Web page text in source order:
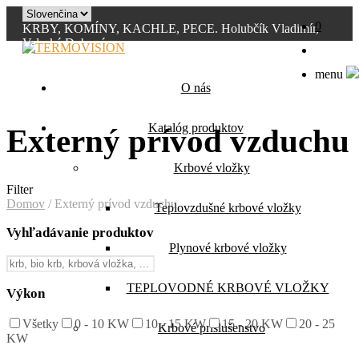
KRBY, KOMÍNY, KACHLE, PECE. Holubčík Vladimír,
Valaská Dubová
0907 394 855 info@termovision.sk
O nás
Katalóg produktov
Krbové vložky
Teplovzdušné krbové vložky
Plynové krbové vložky
TEPLOVODNÉ KRBOVÉ VLOŽKY
Krbové príslušenstvo
0
menu
Externý prívod vzduchu
Filter
Domov /Externý prívod vzduchu
Vyhľadávanie produktov
Výkon
Všetky 0 - 10 KW 10 - 15 KW 15 - 20 KW
20 - 25
KW